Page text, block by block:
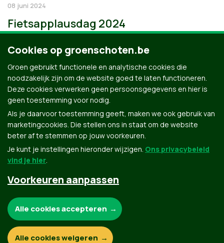
08 juni 2024
Fietsapplausdag 2024
Groen.be
Contact Privacybeleid
Cookies op groenschoten.be
Groen gebruikt functionele en analytische cookies die
noodzakelijk zijn om de website goed te laten functioneren.
Deze cookies verwerken geen persoonsgegevens en hier is
geen toestemming voor nodig.
Als je daarvoor toestemming geeft, maken we ook gebruik van
marketingcookies. Die stellen ons in staat om de website
beter af te stemmen op jouw voorkeuren.
Je kunt je instellingen hieronder wijzigen. Ons privacybeleid
vind je hier.
Voorkeuren aanpassen
Functionele en analytische cookies:
Alle cookies accepteren
Alle cookies weigeren